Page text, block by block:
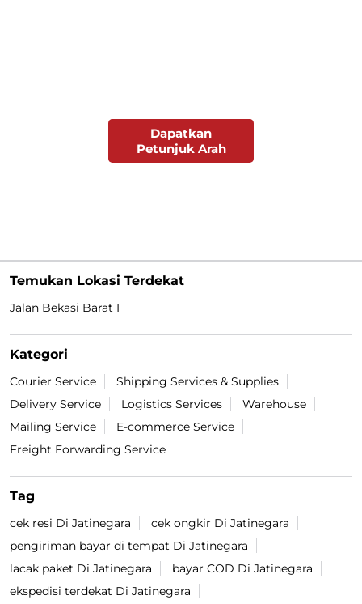
Dapatkan
Petunjuk Arah
Temukan Lokasi Terdekat
Jalan Bekasi Barat I
Kategori
Courier Service
Shipping Services & Supplies
Delivery Service
Logistics Services
Warehouse
Mailing Service
E-commerce Service
Freight Forwarding Service
Tag
cek resi Di Jatinegara
cek ongkir Di Jatinegara
pengiriman bayar di tempat Di Jatinegara
lacak paket Di Jatinegara
bayar COD Di Jatinegara
ekspedisi terdekat Di Jatinegara